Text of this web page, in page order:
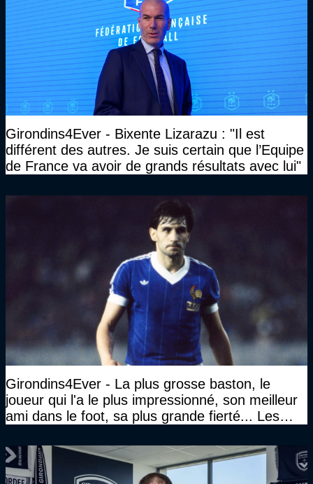
Girondins4Ever - Bixente Lizarazu : "Il est
différent des autres. Je suis certain que l’Equipe
de France va avoir de grands résultats avec lui"
Girondins4Ever - La plus grosse baston, le
joueur qui l'a le plus impressionné, son meilleur
ami dans le foot, sa plus grande fierté... Les